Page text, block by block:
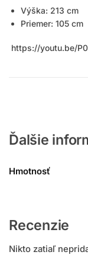
Výška: 213 cm
Priemer: 105 cm
https://youtu.be/
Ďalšie
Hmotnosť
Recenzie
Nikto zatiaľ